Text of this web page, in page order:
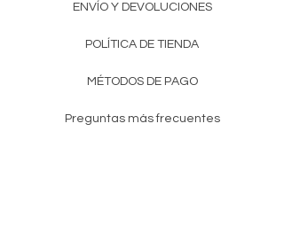
ENVÍO Y DEVOLUCIONES
POLÍTICA DE TIENDA
MÉTODOS DE PAGO
Preguntas más frecuentes